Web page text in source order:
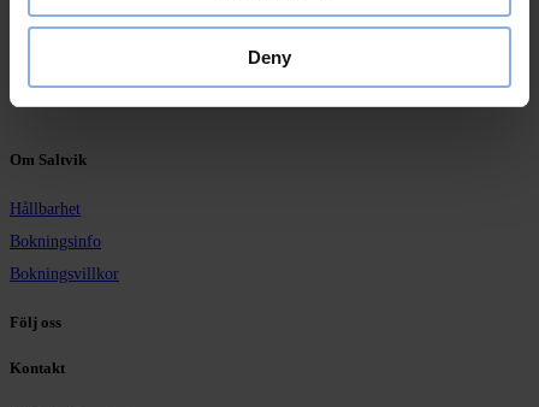
Deny
Om Saltvik
Hållbarhet
Bokningsinfo
Bokningsvillkor
Följ oss
Kontakt